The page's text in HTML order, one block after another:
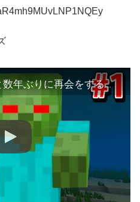
【感動】大好きなママと数年ぶりに再会をする【マインクラフト家族再会 第1話】